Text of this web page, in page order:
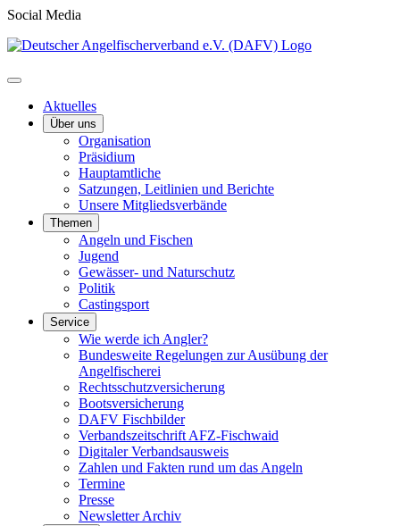
Social Media
Aktuelles
Über uns
Organisation
Präsidium
Hauptamtliche
Satzungen, Leitlinien und Berichte
Unsere Mitgliedsverbände
Themen
Angeln und Fischen
Jugend
Gewässer- und Naturschutz
Politik
Castingsport
Service
Wie werde ich Angler?
Bundesweite Regelungen zur Ausübung der
Angelfischerei
Rechtsschutzversicherung
Bootsversicherung
DAFV Fischbilder
Verbandszeitschrift AFZ-Fischwaid
Digitaler Verbandsausweis
Zahlen und Fakten rund um das Angeln
Termine
Presse
Newsletter Archiv